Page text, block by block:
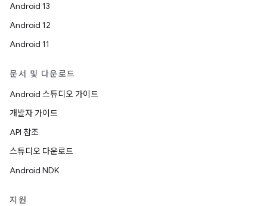
Android 13
Android 12
Android 11
문서 및 다운로드
Android 스튜디오 가이드
개발자 가이드
API 참조
스튜디오 다운로드
Android NDK
지원